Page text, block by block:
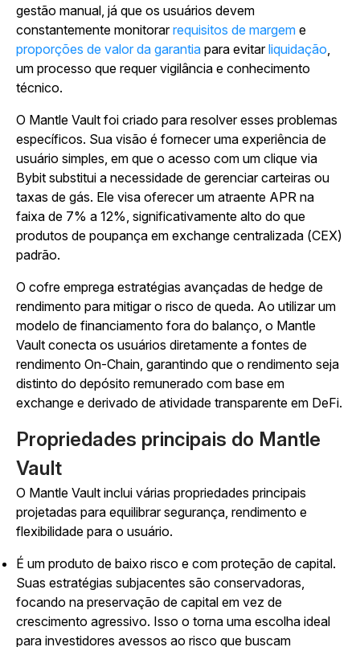
gestão manual, já que os usuários devem
constantemente monitorarrequisitos de margem e
proporções de valor da garantia para evitarliquidação,
um processo que requer vigilância e conhecimento
técnico.
O Mantle Vault foi criado para resolver esses problemas
específicos. Sua visão é fornecer uma experiência de
usuário simples, em que o acesso com um clique via
Bybit substitui a necessidade de gerenciar carteiras ou
taxas de gás. Ele visa oferecer um atraente APR na
faixa de 7% a 12%, significativamente alto do que
produtos de poupança em exchange centralizada (CEX)
padrão.
O cofre emprega estratégias avançadas de hedge de
rendimento para mitigar o risco de queda. Ao utilizar um
modelo de financiamento fora do balanço, o Mantle
Vault conecta os usuários diretamente a fontes de
rendimento On-Chain, garantindo que o rendimento seja
distinto do depósito remunerado com base em
exchange e derivado de atividade transparente em DeFi.
Propriedades principais do Mantle
Vault
O Mantle Vault inclui várias propriedades principais
projetadas para equilibrar segurança, rendimento e
flexibilidade para o usuário.
É um produto de baixo risco e com proteção de capital.
Suas estratégias subjacentes são conservadoras,
focando na preservação de capital em vez de
crescimento agressivo. Isso o torna uma escolha ideal
para investidores avessos ao risco que buscam